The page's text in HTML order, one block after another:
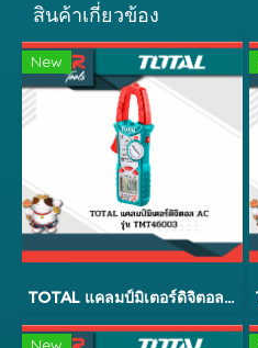
สินค้าเกี่ยวข้อง
New
TOTAL แคลมป์มิเตอร์ดิจิตอล (AC) รุ่น TMT46003